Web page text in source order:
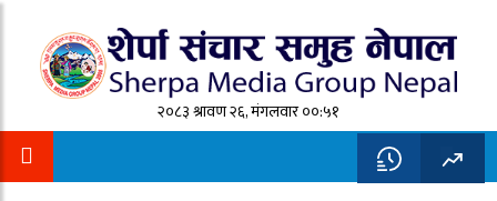
२०८३ श्रावण २६, मंगलवार ००:५१